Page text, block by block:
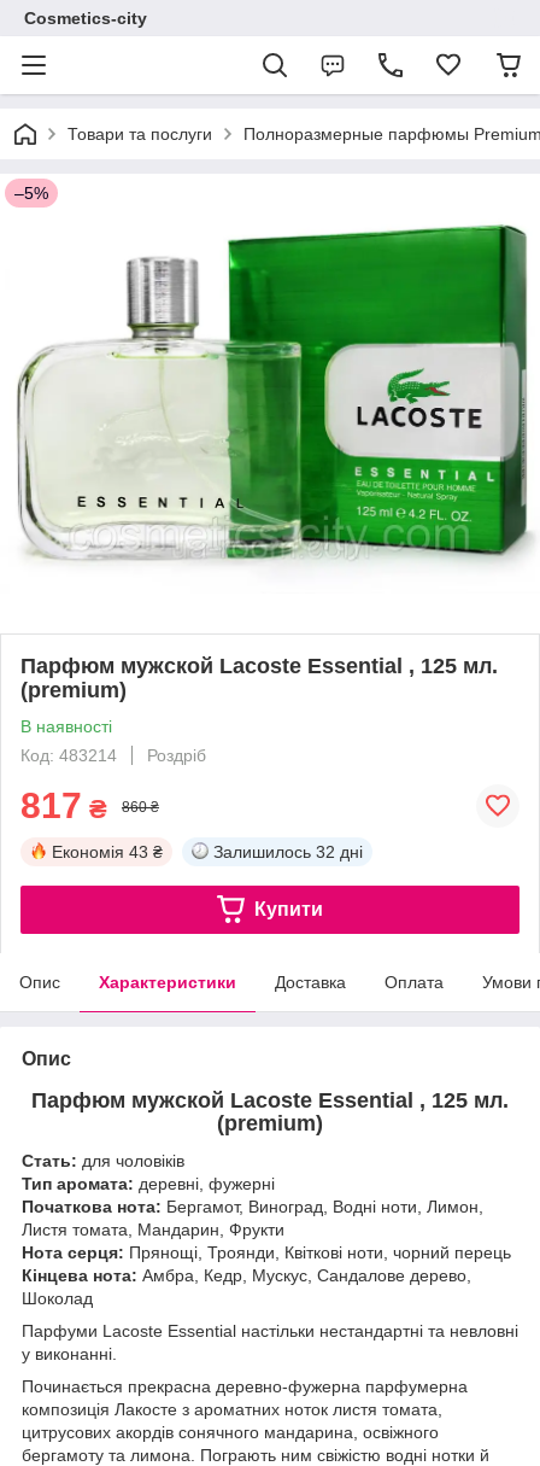
Cosmetics-city
Товари та послуги Полноразмерные парфюмы Premium
–5%
Парфюм мужской Lacoste Essential , 125 мл.
(premium)
В наявності
Код: 483214
Роздріб
817 ₴ 860 ₴
Економія 43 ₴ Залишилось 32 дні
Купити
Опис Характеристики Доставка Оплата Умови
Опис
Парфюм мужской Lacoste Essential , 125 мл.
(premium)
Стать: для чоловіків
Тип аромата: деревні, фужерні
Початкова нота: Бергамот, Виноград, Водні ноти, Лимон,
Листя томата, Мандарин, Фрукти
Нота серця: Прянощі, Троянди, Квіткові ноти, чорний перець
Кінцева нота: Амбра, Кедр, Мускус, Сандалове дерево,
Шоколад
Парфуми Lacoste Essential настільки нестандартні та невловні
у виконанні.
Починається прекрасна деревно-фужерна парфумерна
композиція Лакосте з ароматних ноток листя томата,
цитрусових акордів сонячного мандарина, освіжного
бергамоту та лимона. Пограють ним свіжістю водні нотки й